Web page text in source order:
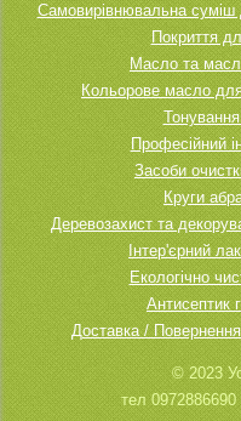
Самовирівнювальна суміш
Покриття
Масло та
Кольорове масло
Професійний
Засоби
Круги
Деревозахист та
Інтер'єрний
Екологічно
Антисептик
Доставка /
© 2023
тел